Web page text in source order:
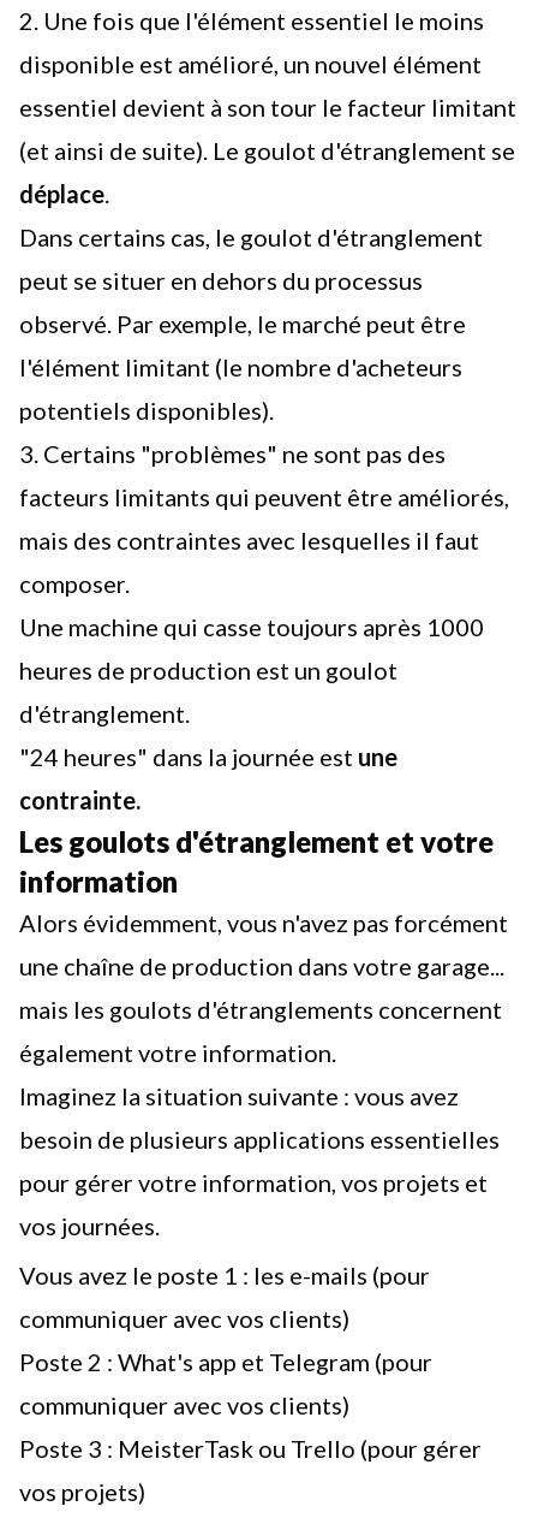
2. Une fois que l'élément essentiel le moins
disponible est amélioré, un nouvel élément
essentiel devient à son tour le facteur limitant
(et ainsi de suite). Le goulot d'étranglement se
déplace
Dans certains cas, le goulot d'étranglement
peut se situer en dehors du processus
observé. Par exemple, le marché peut être
l'élément limitant (le nombre d'acheteurs
potentiels disponibles).
3. Certains "problèmes" ne sont pas des
facteurs limitants qui peuvent être améliorés,
mais des contraintes avec lesquelles il faut
composer.
Une machine qui casse toujours après 1000
heures de production est un goulot
d'étranglement.
"24 heures" dans la journée est une
contrainte.
Les goulots d'étranglement et votre
information
Alors évidemment, vous n'avez pas forcément
une chaîne de production dans votre garage...
mais les goulots d'étranglements concernent
également votre information.
Imaginez la situation suivante : vous avez
besoin de plusieurs applications essentielles
pour gérer votre information, vos projets et
vos journées.
Vous avez le poste 1 : les e-mails (pour
communiquer avec vos clients)
Poste 2 : What's app et Telegram (pour
communiquer avec vos clients)
Poste 3 : MeisterTask ou Trello (pour gérer
vos projets)